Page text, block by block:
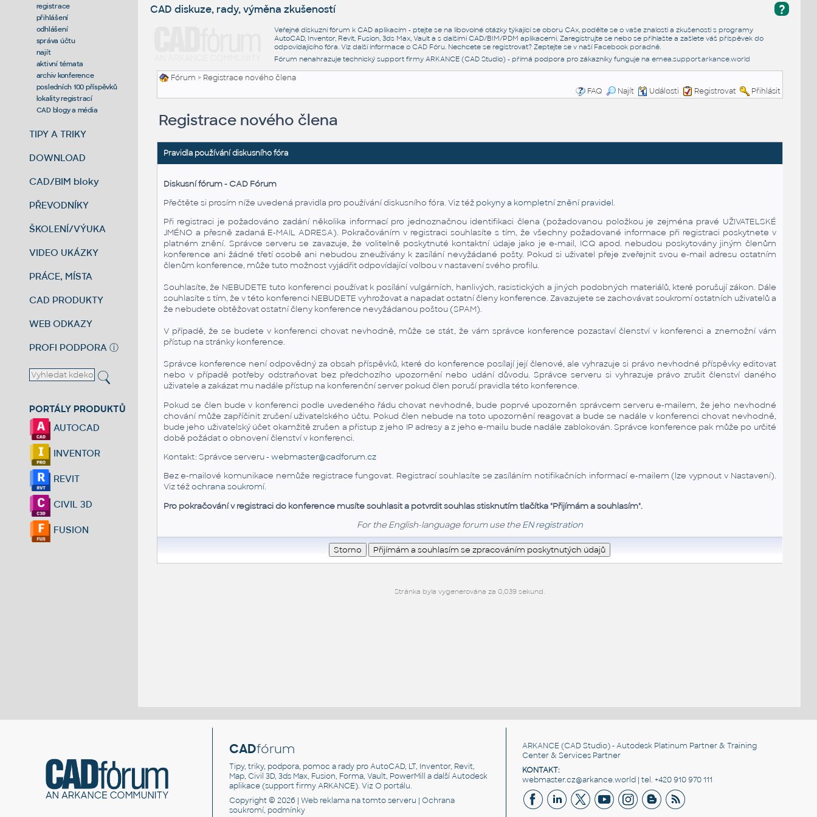
registrace
přihlášení
odhlášení
správa účtu
najít
aktivní témata
archiv konference
posledních 100 příspěvků
lokality registrací
CAD blogy a média
TIPY A TRIKY
DOWNLOAD
CAD/BIM bloky
PŘEVODNÍKY
ŠKOLENÍ/VÝUKA
VIDEO UKÁZKY
PRÁCE, MÍSTA
CAD PRODUKTY
WEB ODKAZY
PROFI PODPORA ⓘ
PORTÁLY PRODUKTŮ
AUTOCAD
INVENTOR
REVIT
CIVIL 3D
FUSION
?
CAD diskuze, rady, výměna zkušeností
Veřejné diskuzní fórum k CAD aplikacím - ptejte se na libovolné otázky týkající se oboru CAx, podělte se o vaše znalosti a zkušenosti s programy
AutoCAD, Inventor, Revit, Fusion, 3ds Max, Vault a s dalšími CAD/BIM/PDM aplikacemi. Zaregistrujte se nebo se přihlašte a zašlete váš příspěvek do
odpovídajícího fóra. Viz další informace o CAD Fóru. Nechcete se registrovat? Zeptejte se v naší Facebook poradně.
Fórum nenahrazuje technický support firmy ARKANCE (CAD Studio) - přímá podpora pro zákazníky funguje na emea.support.arkance.world
Fórum > Registrace nového člena
FAQ
Najít Události Registrovat Přihlásit
Registrace nového člena
Pravidla používání diskusního fóra
Diskusní fórum - CAD Fórum
Přečtěte si prosím níže uvedená pravidla pro používání diskusního fóra. Viz též pokyny a kompletní znění pravidel.
Při registraci je požadováno zadání několika informací pro jednoznačnou identifikaci člena (požadovanou položkou je zejména pravé UŽIVATELSKÉ
JMÉNO a přesně zadaná E-MAIL ADRESA). Pokračováním v registraci souhlasíte s tím, že všechny požadované informace při registraci poskytnete v
platném znění. Správce serveru se zavazuje, že volitelně poskytnuté kontaktní údaje jako je e-mail, ICQ apod. nebudou poskytovány jiným členům
konference ani žádné třetí osobě ani nebudou zneužívány k zasílání nevyžádané pošty. Pokud si uživatel přeje zveřejnit svou e-mail adresu ostatním
členům konference, může tuto možnost vyjádřit odpovídající volbou v nastavení svého profilu.
Souhlasíte, že NEBUDETE tuto konferenci používat k posílání vulgárních, hanlivých, rasistických a jiných podobných materiálů, které porušují zákon. Dále
souhlasíte s tím, že v této konferenci NEBUDETE vyhrožovat a napadat ostatní členy konference. Zavazujete se zachovávat soukromí ostatních uživatelů a
že nebudete obtěžovat ostatní členy konference nevyžádanou poštou (SPAM).
V případě, že se budete v konferenci chovat nevhodně, může se stát, že vám správce konference pozastaví členství v konferenci a znemožní vám
přístup na stránky konference.
Správce konference není odpovědný za obsah příspěvků, které do konference posílají její členové, ale vyhrazuje si právo nevhodné příspěvky editovat
nebo v případě potřeby odstraňovat bez předchozího upozornění nebo udání důvodu. Správce serveru si vyhrazuje právo zrušit členství daného
uživatele a zakázat mu nadále přístup na konferenční server pokud člen poruší pravidla této konference.
Pokud se člen bude v konferenci podle uvedeného řádu chovat nevhodně, bude poprvé upozorněn správcem serveru e-mailem, že jeho nevhodné
chování může zapříčinit zrušení uživatelského účtu. Pokud člen nebude na toto upozornění reagovat a bude se nadále v konferenci chovat nevhodně,
bude jeho uživatelský účet okamžitě zrušen a přistup z jeho IP adresy a z jeho e-mailu bude nadále zablokován. Správce konference pak může po určité
době požádat o obnovení členství v konferenci.
Kontakt: Správce serveru - webmaster@cadforum.cz
Bez e-mailové komunikace nemůže registrace fungovat. Registrací souhlasíte se zasíláním notifikačních informací e-mailem (lze vypnout v Nastavení).
Viz téžochrana soukromí.
Pro pokračování v registraci do konference musíte souhlasit a potvrdit souhlas stisknutím tlačítka "Přijímám a souhlasím".
For the English-language forum use theEN registration
Stránka byla vygenerována za 0,039 sekund.
CADfórum
Tipy, triky, podpora, pomoc a rady pro AutoCAD, LT, Inventor, Revit,
Map, Civil 3D, 3ds Max, Fusion, Forma, Vault, PowerMill a další Autodesk
aplikace (support firmy ARKANCE). VizO portálu.
Copyright © 2026 |Web reklama na tomto serveru |Ochrana
soukromí, podmínky
ARKANCE (CAD Studio) - Autodesk Platinum Partner & Training
Center & Services Partner
KONTAKT:
webmaster.cz@arkance.world | tel. +420 910 970 111